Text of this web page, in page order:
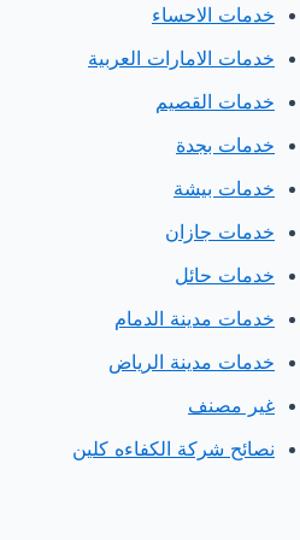
خدمات الاحساء
خدمات الامارات العربية
خدمات القصيم
خدمات بجدة
خدمات بيشة
خدمات جازان
خدمات حائل
خدمات مدينة الدمام
خدمات مدينة الرياض
غير مصنف
نصائح شركة الكفاءه كلين